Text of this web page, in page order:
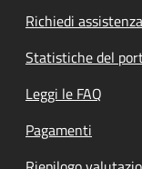
Richiedi assistenza
Statistiche del
Leggi le FAQ
Pagamenti